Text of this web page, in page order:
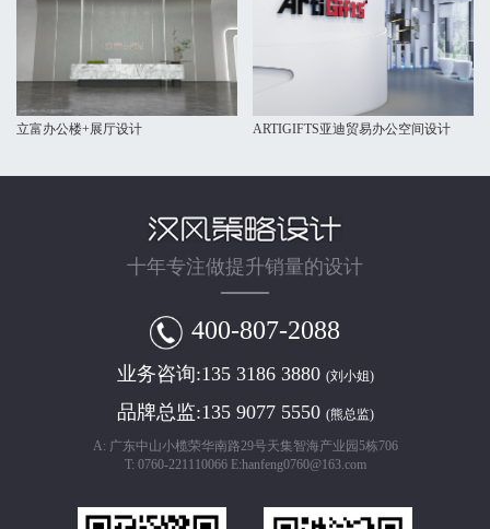
立富办公楼+展厅设计 ARTIGIFTS亚迪贸易办公空间设计
十年专注做提升销量的设计
400-807-2088
业务咨询:135 3186 3880 (刘小姐)
品牌总监:135 9077 5550 (熊总监)
A: 广东中山小榄荣华南路29号天集智海产业园5栋706
T: 0760-221110066 E:hanfeng0760@163.com